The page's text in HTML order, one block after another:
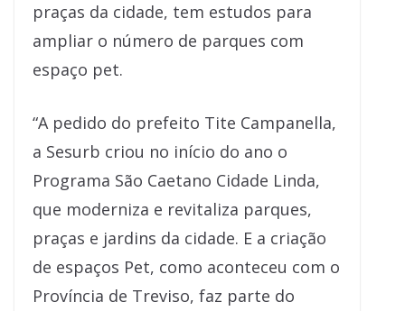
praças da cidade, tem estudos para
ampliar o número de parques com
espaço pet.
“A pedido do prefeito Tite Campanella,
a Sesurb criou no início do ano o
Programa São Caetano Cidade Linda,
que moderniza e revitaliza parques,
praças e jardins da cidade. E a criação
de espaços Pet, como aconteceu com o
Província de Treviso, faz parte do